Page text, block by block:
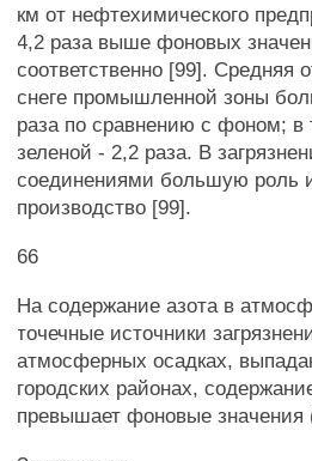
км от нефтехимического
4,2 раза выше фоновых
соответственно [99]. Средняя
снеге промышленной зоны
раза по сравнению с фоном; в
зеленой - 2,2 раза. В
соединениями большую роль
производство [99].
66
На содержание азота в
точечные источники
атмосферных осадках,
городских районах,
превышает фоновые значения